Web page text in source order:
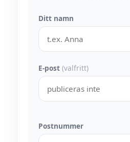
Ditt namn
E-post (valfritt)
Postnummer